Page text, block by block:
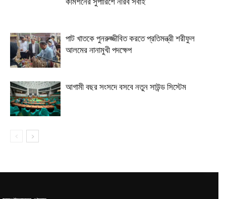
পাট খাতকে পুনরুজ্জীবিত করতে প্রতিমন্ত্রী শরীফুল
আলমের নানামুখী পদক্ষেপ
আগামী বছর সংসদে বসবে নতুন সাউন্ড সিস্টেম